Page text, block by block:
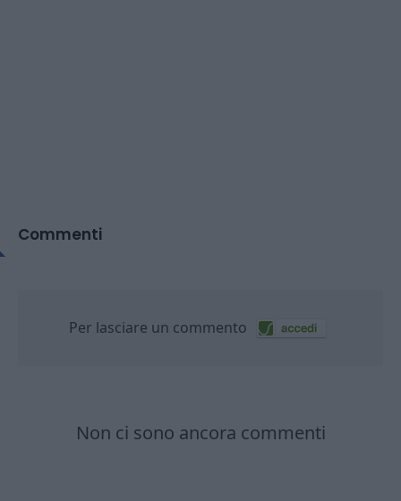
Commenti